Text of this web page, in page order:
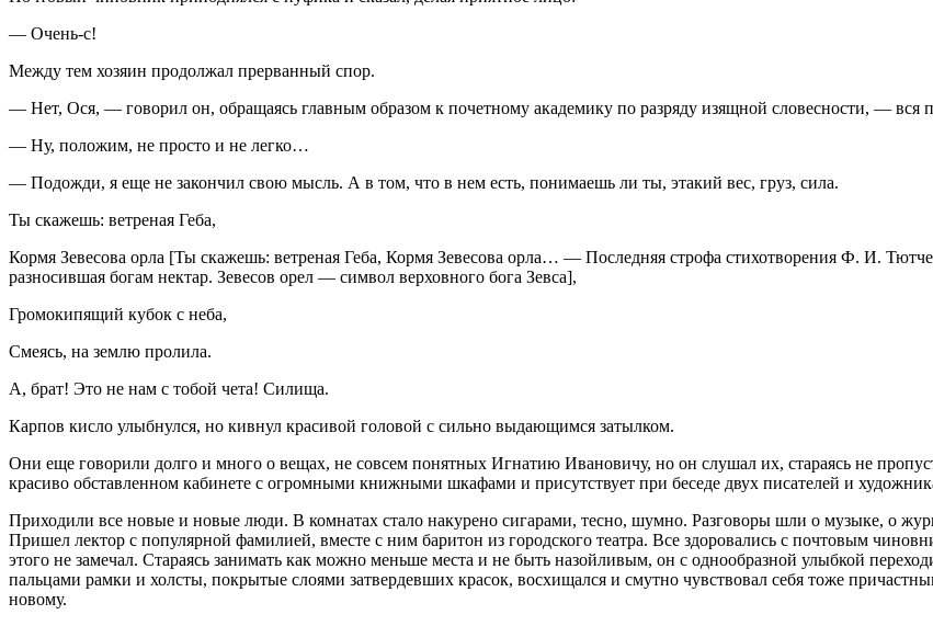
— Очень-с!
Между тем хозяин продолжал прерванный спор.
— Нет, Ося, — говорил он, обращаясь главным образом к почетному академику по разряду изящной словесности, — вся
— Ну, положим, не просто и не легко…
— Подожди, я еще не закончил свою мысль. А в том, что в нем есть, понимаешь ли ты, этакий вес, груз, сила.
Ты скажешь: ветреная Геба,
Кормя Зевесова орла [Ты скажешь: ветреная Геба, Кормя Зевесова орла… — Последняя строфа стихотворения Ф. И.
разносившая богам нектар. Зевесов орел — символ верховного бога Зевса],
Громокипящий кубок с неба,
Смеясь, на землю пролила.
А, брат! Это не нам с тобой чета! Силища.
Карпов кисло улыбнулся, но кивнул красивой головой с сильно выдающимся затылком.
Они еще говорили долго и много о вещах, не совсем понятных Игнатию Ивановичу, но он слушал их, стараясь не
красиво обставленном кабинете с огромными книжными шкафами и присутствует при беседе двух писателей и
Приходили все новые и новые люди. В комнатах стало накурено сигарами, тесно, шумно. Разговоры шли о музыке, о
Пришел лектор с популярной фамилией, вместе с ним баритон из городского театра. Все здоровались с почтовым
этого не замечал. Стараясь занимать как можно меньше места и не быть назойливым, он с однообразной улыбкой
пальцами рамки и холсты, покрытые слоями затвердевших красок, восхищался и смутно чувствовал себя тоже
новому.